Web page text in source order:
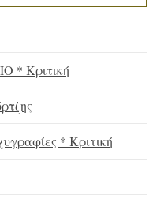
* Κριτική
* Κριτική